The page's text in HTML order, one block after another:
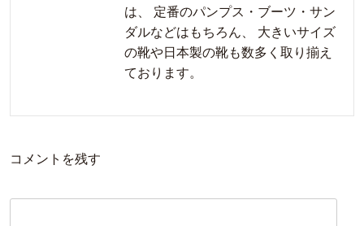
は、 定番のパンプス・ブーツ・サン
ダルなどはもちろん、 大きいサイズ
の靴や日本製の靴も数多く取り揃え
ております。
コメントを残す